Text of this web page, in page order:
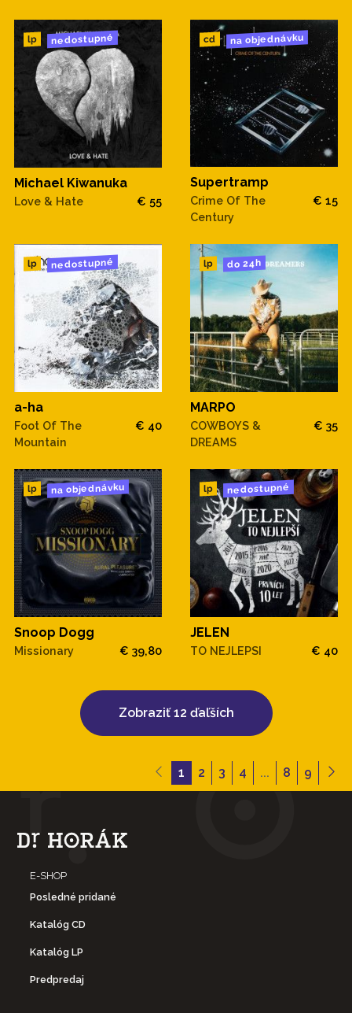
lp nedostupné
Michael Kiwanuka
Love & Hate € 55
cd na objednávku
Supertramp
Crime Of The
Century
€ 15
lp nedostupné
a-ha
Foot Of The
Mountain
€ 40
lp do 24h
MARPO
COWBOYS &
DREAMS
€ 35
lp na objednávku
Snoop Dogg
Missionary € 39,80
lp nedostupné
JELEN
TO NEJLEPSI € 40
Zobraziť 12 ďaľších
1 2 3 4 ... 8 9
E-SHOP
Posledné pridané
Katalóg CD
Katalóg LP
Predpredaj